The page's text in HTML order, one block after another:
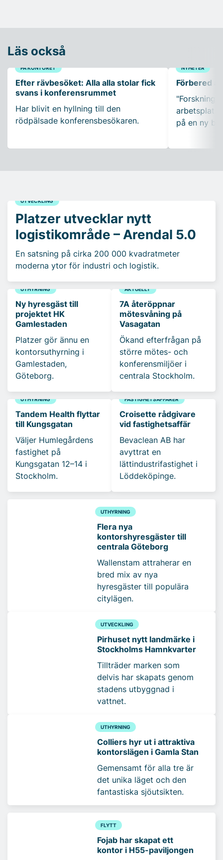
Läs också
PÅ KONTORET
Efter rävbesöket: Alla alla stolar fick
svans i konferensrummet
Har blivit en hyllning till den
rödpälsade konferensbesökaren.
NYHETER
Förbered
"Forskning
på en ny
UTVECKLING
Platzer utvecklar nytt
logistikområde – Arendal 5.0
En satsning på cirka 200 000 kvadratmeter
moderna ytor för industri och logistik.
UTHYRNING
Ny hyresgäst till
projektet HK
Gamlestaden
Platzer gör ännu en
kontorsuthyrning i
Gamlestaden,
Göteborg.
AKTUELLT
7A återöppnar
mötesvåning på
Vasagatan
Ökand efterfrågan på
större mötes- och
konferensmiljöer i
centrala Stockholm.
UTHYRNING
Tandem Health flyttar
till Kungsgatan
Väljer Humlegårdens
fastighet på
Kungsgatan 12–14 i
Stockholm.
FASTIGHETSAFFÄRER
Croisette rådgivare
vid fastighetsaffär
Bevaclean AB har
avyttrat en
lättindustrifastighet i
Löddeköpinge.
UTHYRNING
Flera nya
kontorshyresgäster till
centrala Göteborg
Wallenstam attraherar en
bred mix av nya
hyresgäster till populära
citylägen.
UTVECKLING
Pirhuset nytt landmärke i
Stockholms Hamnkvarter
Tillträder marken som
delvis har skapats genom
stadens utbyggnad i
vattnet.
UTHYRNING
Colliers hyr ut i attraktiva
kontorslägen i Gamla Stan
Gemensamt för alla tre är
det unika läget och den
fantastiska sjöutsikten.
FLYTT
Fojab har skapat ett
kontor i H55-paviljongen